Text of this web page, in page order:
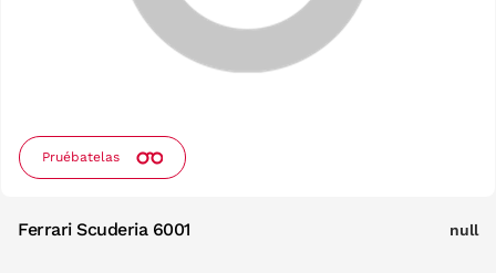
Pruébatelas
Ferrari Scuderia 6001 null